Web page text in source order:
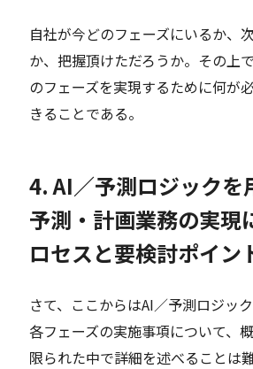
自社が今どのフェーズにいるか、
か、把握頂けただろうか。その上
のフェーズを実現するために何が
きることである。
4. AI／予測ロジックを
予測・計画業務の実現
ロセスと要検討ポイン
さて、ここからはAI／予測ロジッ
各フェーズの実施事項について、
限られた中で詳細を述べることは